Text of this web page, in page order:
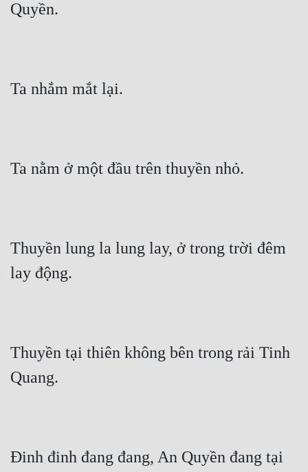
Quyền.
Ta nhắm mắt lại.
Ta nằm ở một đầu trên thuyền nhỏ.
Thuyền lung la lung lay, ở trong trời đêm
lay động.
Thuyền tại thiên không bên trong rải Tinh
Quang.
Đinh đinh đang đang, An Quyền đang tại